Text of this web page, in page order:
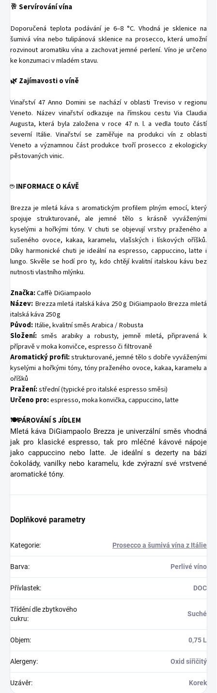
🥂 Servírování vína
Doporučená teplota podávání je 6–8 °C. Vhodná je sklenice na
šumivá vína nebo tulipánová sklenice na prosecco, která umožní
rozvinout aromatiku vína a zachovat jemné perlení. Víno je určeno
ke konzumaci v mladém stavu.
🌿 Zajímavosti o víně
Vinařství 47 Anno Domini se nachází v oblasti Treviso v regionu
Veneto. Název vinařství odkazuje na římskou cestu Via Claudia
Augusta, která byla založena v roce 47 n. l. a vedla touto částí
severní Itálie. Vinařství se zaměřuje na produkci vín z oblasti
Veneto a významnou část produkce tvoří prosecco z ekologicky
pěstovaných vinic.
☕INFORMACE O KÁVĚ
Brezza je mletá káva s aromatickým profilem plným emocí, který
spojuje strukturované, ale jemné tělo s krásně vyváženými
kyselými a hořkými tóny. V chuti se objevují vrstvy praženého a
sušeného ovoce, kakaa, karamelu, vlašských i lískových oříšků.
Díky harmonické chuti je ideální na espresso, cappuccino, latte i
lungo. Skvěle se hodí pro ty, kdo chtějí kvalitní italskou kávu bez
nutnosti vlastního mlýnku.
Značka:Caffè DiGiampaolo
Název: Brezza mletá italská káva 250 g DiGiampaolo Brezza mletá
italská káva 250 g
Původ:Itálie, kvalitní směs Arabica / Robusta
Složení: směs arabiky a robusty, jemně mletá, připravená k
přípravě v moka konvičce, espresso či filtrovaně
Aromatický profil:strukturované, jemné tělo s dobře vyváženými
kyselými a hořkými tóny, tóny praženého ovoce, kakaa, karamelu a
oříšků
Pražení:střední (typické pro italské espresso směsi)
Určeno pro:espresso, moka konvička, cappuccino, latte
🍽️PÁROVÁNÍ S JÍDLEM
Mletá káva DiGiampaolo Brezza je univerzální směs vhodná
jak pro klasické espresso, tak pro mléčné kávové nápoje
jako cappuccino nebo latte. Je ideální s dezerty na bázi
čokolády, vanilky nebo karamelu, kde zvýrazní své vrstvené
aromatické tóny.
Doplňkové parametry
Kategorie: Prosecco a šumivá vína z Itálie
Barva: Perlivé víno
Přívlastek: DOC
Třídění dle zbytkového
cukru:
Suché
Objem: 0,75 L
Alergeny: Oxid siřičitý
Uzávěr: Korek